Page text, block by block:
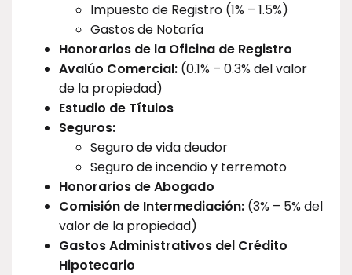
Impuesto de Registro (1% – 1.5%)
Gastos de Notaría
Honorarios de la Oficina de Registro
Avalúo Comercial: (0.1% – 0.3% del valor
de la propiedad)
Estudio de Títulos
Seguros:
Seguro de vida deudor
Seguro de incendio y terremoto
Honorarios de Abogado
Comisión de Intermediación: (3% – 5% del
valor de la propiedad)
Gastos Administrativos del Crédito
Hipotecario